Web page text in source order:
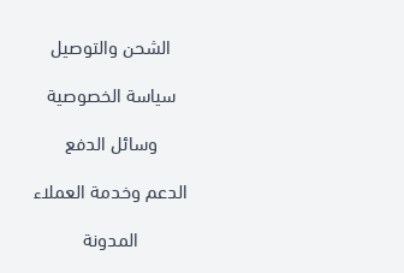
الشحن والتوصيل
سياسة الخصوصية
وسائل الدفع
الدعم وخدمة العملاء
المدونة